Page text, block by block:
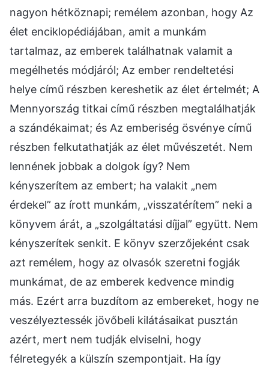
nagyon hétköznapi; remélem azonban, hogy Az
élet enciklopédiájában, amit a munkám
tartalmaz, az emberek találhatnak valamit a
megélhetés módjáról; Az ember rendeltetési
helye című részben kereshetik az élet értelmét; A
Mennyország titkai című részben megtalálhatják
a szándékaimat; és Az emberiség ösvénye című
részben felkutathatják az élet művészetét. Nem
lennének jobbak a dolgok így? Nem
kényszerítem az embert; ha valakit „nem
érdekel” az írott munkám, „visszatérítem” neki a
könyvem árát, a „szolgáltatási díjjal” együtt. Nem
kényszerítek senkit. E könyv szerzőjeként csak
azt remélem, hogy az olvasók szeretni fogják
munkámat, de az emberek kedvence mindig
más. Ezért arra buzdítom az embereket, hogy ne
veszélyeztessék jövőbeli kilátásaikat pusztán
azért, mert nem tudják elviselni, hogy
félretegyék a külszín szempontjait. Ha így